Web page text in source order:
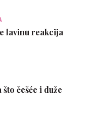
lavinu reakcija
češće i duže